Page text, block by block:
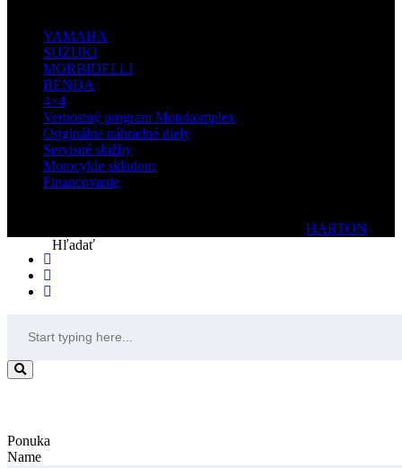
YAMAHA
SUZUKI
MORBIDELLI
BENDA
4×4
Vernostný program Motokomplex
Originálne náhradné diely
Servisné služby
Motocykle skladom
Financovanie
HARTON
Hľadať
Ponuka
Name